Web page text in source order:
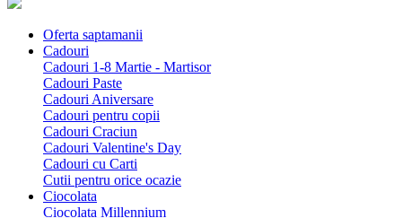
Oferta saptamanii
Cadouri
Cadouri 1-8 Martie - Martisor
Cadouri Paste
Cadouri Aniversare
Cadouri pentru copii
Cadouri Craciun
Cadouri Valentine's Day
Cadouri cu Carti
Cutii pentru orice ocazie
Ciocolata
Ciocolata Millennium